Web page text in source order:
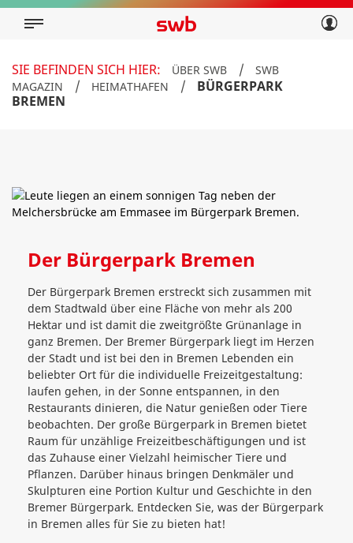
Privatkunden
Über swb
SIE BEFINDEN SICH HIER: ÜBER SWB /
SWB
MAGAZIN
/ HEIMATHAFEN /
BÜRGERPARK
BREMEN
Der Bürgerpark Bremen
Der Bürgerpark Bremen erstreckt sich zusammen mit
dem Stadtwald über eine Fläche von mehr als 200
Hektar und ist damit die zweitgrößte Grünanlage in
ganz Bremen. Der Bremer Bürgerpark liegt im Herzen
der Stadt und ist bei den in Bremen Lebenden ein
beliebter Ort für die individuelle Freizeitgestaltung:
laufen gehen, in der Sonne entspannen, in den
Restaurants dinieren, die Natur genießen oder Tiere
beobachten. Der große Bürgerpark in Bremen bietet
Raum für unzählige Freizeitbeschäftigungen und ist
das Zuhause einer Vielzahl heimischer Tiere und
Pflanzen. Darüber hinaus bringen Denkmäler und
Skulpturen eine Portion Kultur und Geschichte in den
Bremer Bürgerpark. Entdecken Sie, was der Bürgerpark
in Bremen alles für Sie zu bieten hat!